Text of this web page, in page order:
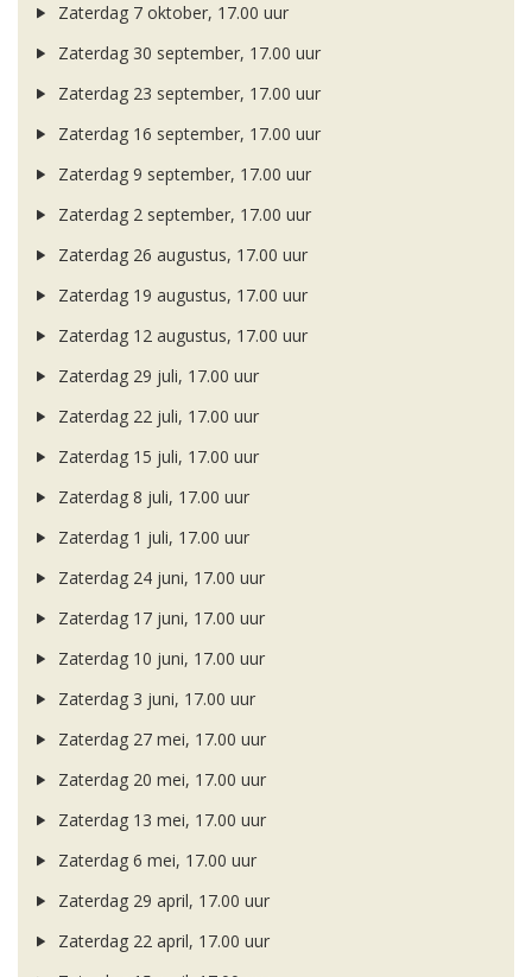
Zaterdag 7 oktober, 17.00 uur
Zaterdag 30 september, 17.00 uur
Zaterdag 23 september, 17.00 uur
Zaterdag 16 september, 17.00 uur
Zaterdag 9 september, 17.00 uur
Zaterdag 2 september, 17.00 uur
Zaterdag 26 augustus, 17.00 uur
Zaterdag 19 augustus, 17.00 uur
Zaterdag 12 augustus, 17.00 uur
Zaterdag 29 juli, 17.00 uur
Zaterdag 22 juli, 17.00 uur
Zaterdag 15 juli, 17.00 uur
Zaterdag 8 juli, 17.00 uur
Zaterdag 1 juli, 17.00 uur
Zaterdag 24 juni, 17.00 uur
Zaterdag 17 juni, 17.00 uur
Zaterdag 10 juni, 17.00 uur
Zaterdag 3 juni, 17.00 uur
Zaterdag 27 mei, 17.00 uur
Zaterdag 20 mei, 17.00 uur
Zaterdag 13 mei, 17.00 uur
Zaterdag 6 mei, 17.00 uur
Zaterdag 29 april, 17.00 uur
Zaterdag 22 april, 17.00 uur